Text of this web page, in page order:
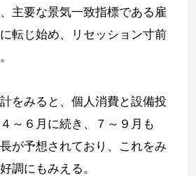
主要な景気一致指標である雇
転じ始め、リセッション寸前
をみると、個人消費と設備投
～６月に続き、７～９月も
が予想されており、これをみ
調にもみえる。